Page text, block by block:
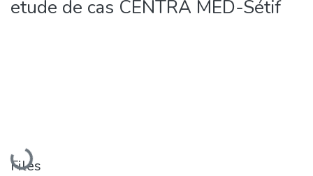
etude de cas CENTRA MED-Sétif
Loading...
Files